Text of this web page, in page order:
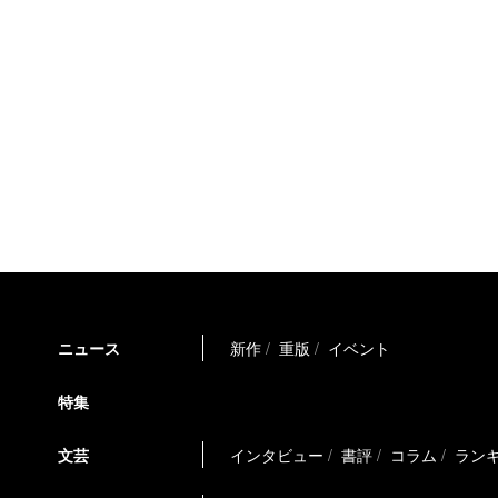
ニュース 新作 重版 イベント
特集
文芸 インタビュー 書評 コラム ラン